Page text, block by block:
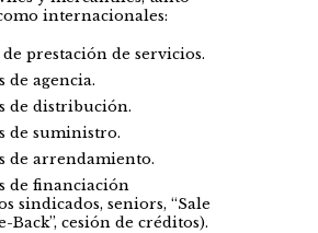
internacionales:
prestación de servicios.
de agencia.
de distribución.
de suministro.
de arrendamiento.
de financiación
sindicados, seniors, “Sale
Back”, cesión de créditos).